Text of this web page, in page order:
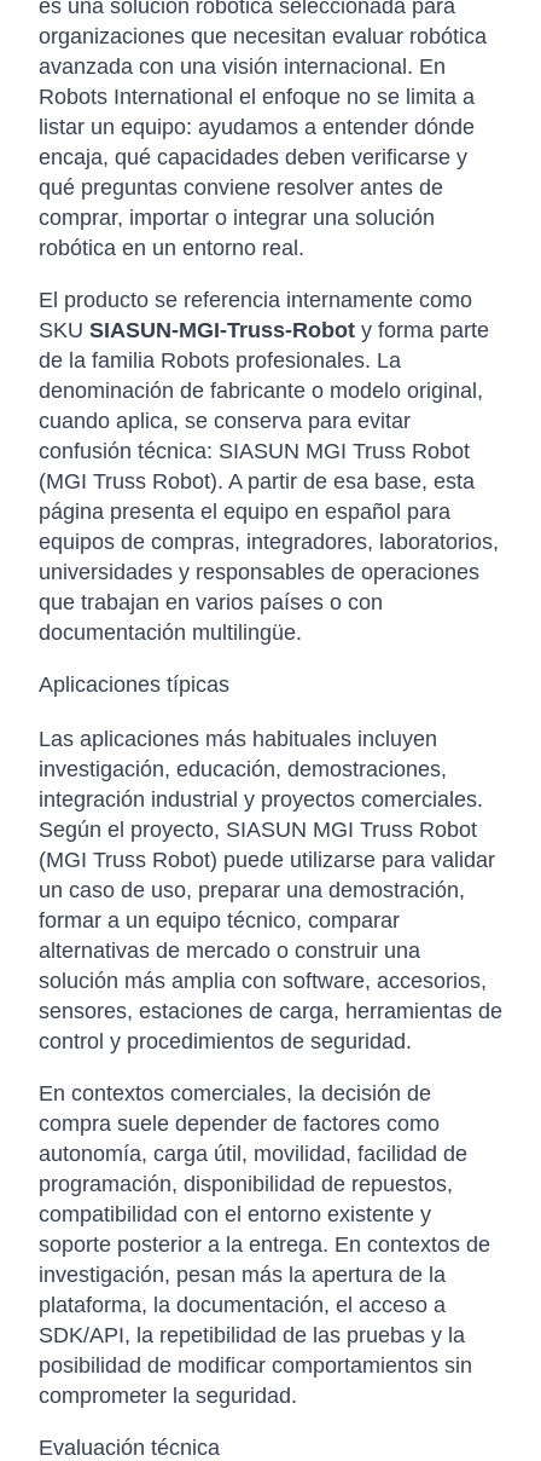
es una solución robótica seleccionada para
organizaciones que necesitan evaluar robótica
avanzada con una visión internacional. En
Robots International el enfoque no se limita a
listar un equipo: ayudamos a entender dónde
encaja, qué capacidades deben verificarse y
qué preguntas conviene resolver antes de
comprar, importar o integrar una solución
robótica en un entorno real.
El producto se referencia internamente como
SKU SIASUN-MGI-Truss-Robot y forma parte
de la familia Robots profesionales. La
denominación de fabricante o modelo original,
cuando aplica, se conserva para evitar
confusión técnica: SIASUN MGI Truss Robot
(MGI Truss Robot). A partir de esa base, esta
página presenta el equipo en español para
equipos de compras, integradores, laboratorios,
universidades y responsables de operaciones
que trabajan en varios países o con
documentación multilingüe.
Aplicaciones típicas
Las aplicaciones más habituales incluyen
investigación, educación, demostraciones,
integración industrial y proyectos comerciales.
Según el proyecto, SIASUN MGI Truss Robot
(MGI Truss Robot) puede utilizarse para validar
un caso de uso, preparar una demostración,
formar a un equipo técnico, comparar
alternativas de mercado o construir una
solución más amplia con software, accesorios,
sensores, estaciones de carga, herramientas de
control y procedimientos de seguridad.
En contextos comerciales, la decisión de
compra suele depender de factores como
autonomía, carga útil, movilidad, facilidad de
programación, disponibilidad de repuestos,
compatibilidad con el entorno existente y
soporte posterior a la entrega. En contextos de
investigación, pesan más la apertura de la
plataforma, la documentación, el acceso a
SDK/API, la repetibilidad de las pruebas y la
posibilidad de modificar comportamientos sin
comprometer la seguridad.
Evaluación técnica